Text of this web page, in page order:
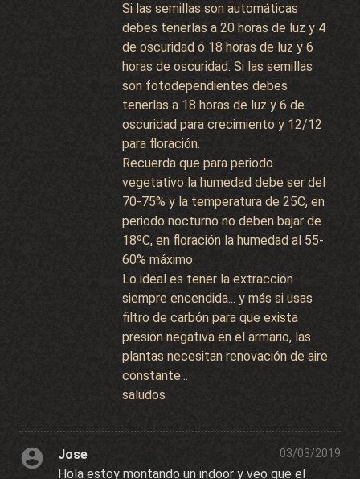
Si las semillas son automáticas
debes tenerlas a 20 horas de luz y 4
de oscuridad ó 18 horas de luz y 6
horas de oscuridad. Si las semillas
son fotodependientes debes
tenerlas a 18 horas de luz y 6 de
oscuridad para crecimiento y 12/12
para floración.
Recuerda que para periodo
vegetativo la humedad debe ser del
70-75% y la temperatura de 25C, en
periodo nocturno no deben bajar de
18ºC, en floración la humedad al 55-
60% máximo.
Lo ideal es tener la extracción
siempre encendida... y más si usas
filtro de carbón para que exista
presión negativa en el armario, las
plantas necesitan renovación de aire
constante...
saludos
Jose 03/03/2019
Hola estoy montando un indoor y veo que el